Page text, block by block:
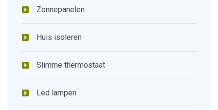
Zonnepanelen
Huis isoleren
Slimme thermostaat
Led lampen